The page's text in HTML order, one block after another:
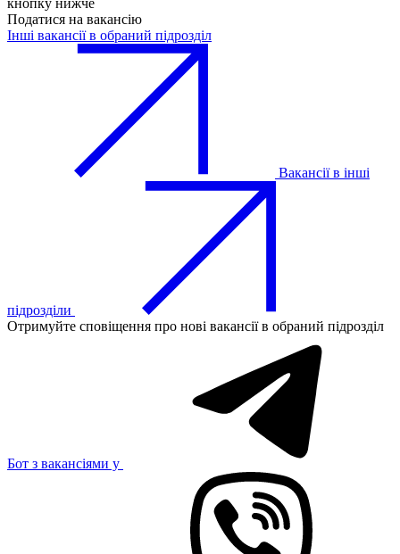
кнопку нижче
Податися на вакансію
Інші вакансії в обраний підрозділ
Вакансії в інші
підрозділи
Отримуйте сповіщення про нові вакансії в обраний підрозділ
Бот з вакансіями у